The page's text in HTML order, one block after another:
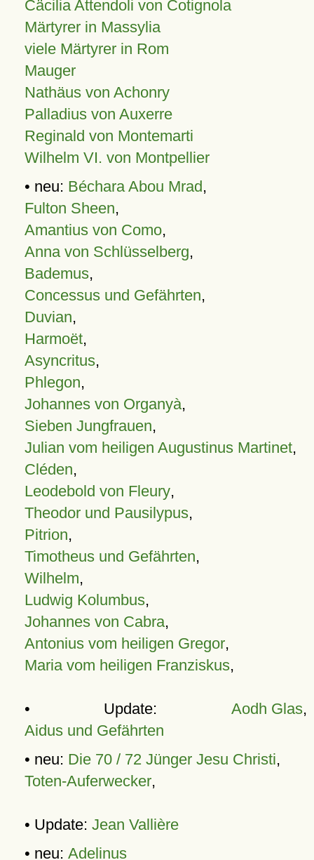
Cäcilia Attendoli von Cotignola
Märtyrer in Massylia
viele Märtyrer in Rom
Mauger
Nathäus von Achonry
Palladius von Auxerre
Reginald von Montemarti
Wilhelm VI. von Montpellier
• neu: Béchara Abou Mrad,
Fulton Sheen,
Amantius von Como,
Anna von Schlüsselberg,
Bademus,
Concessus und Gefährten,
Duvian,
Harmoët,
Asyncritus,
Phlegon,
Johannes von Organyà,
Sieben Jungfrauen,
Julian vom heiligen Augustinus Martinet,
Cléden,
Leodebold von Fleury,
Theodor und Pausilypus,
Pitrion,
Timotheus und Gefährten,
Wilhelm,
Ludwig Kolumbus,
Johannes von Cabra,
Antonius vom heiligen Gregor,
Maria vom heiligen Franziskus,
• Update: Aodh Glas,
Aidus und Gefährten
• neu: Die 70 / 72 Jünger Jesu Christi,
Toten-Auferwecker,
• Update: Jean Vallière
• neu: Adelinus